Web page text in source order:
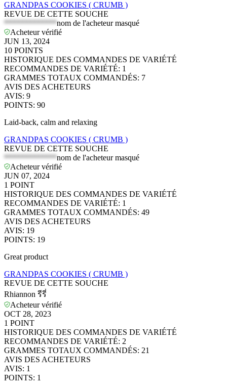
GRANDPAS COOKIES ( CRUMB )
REVUE DE CETTE SOUCHE
*************nom de l'acheteur masqué
Acheteur vérifié
JUN 13, 2024
10 POINTS
HISTORIQUE DES COMMANDES DE VARIÉTÉ
RECOMMANDES DE VARIÉTÉ: 1
GRAMMES TOTAUX COMMANDÉS: 7
AVIS DES ACHETEURS
AVIS: 9
POINTS: 90
Laid-back, calm and relaxing
GRANDPAS COOKIES ( CRUMB )
REVUE DE CETTE SOUCHE
*************nom de l'acheteur masqué
Acheteur vérifié
JUN 07, 2024
1 POINT
HISTORIQUE DES COMMANDES DE VARIÉTÉ
RECOMMANDES DE VARIÉTÉ: 1
GRAMMES TOTAUX COMMANDÉS: 49
AVIS DES ACHETEURS
AVIS: 19
POINTS: 19
Great product
GRANDPAS COOKIES ( CRUMB )
REVUE DE CETTE SOUCHE
Rhiannon รีรี่
Acheteur vérifié
OCT 28, 2023
1 POINT
HISTORIQUE DES COMMANDES DE VARIÉTÉ
RECOMMANDES DE VARIÉTÉ: 2
GRAMMES TOTAUX COMMANDÉS: 21
AVIS DES ACHETEURS
AVIS: 1
POINTS: 1